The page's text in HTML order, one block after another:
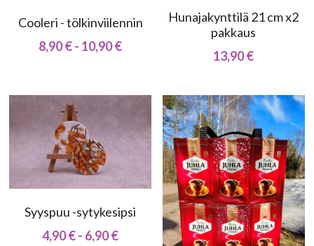
Cooleri - tölkinviilennin
8,90 € - 10,90 €
Hunajakynttilä 21 cm x2
pakkaus
13,90 €
Syyspuu -sytykesipsi
4,90 € - 6,90 €